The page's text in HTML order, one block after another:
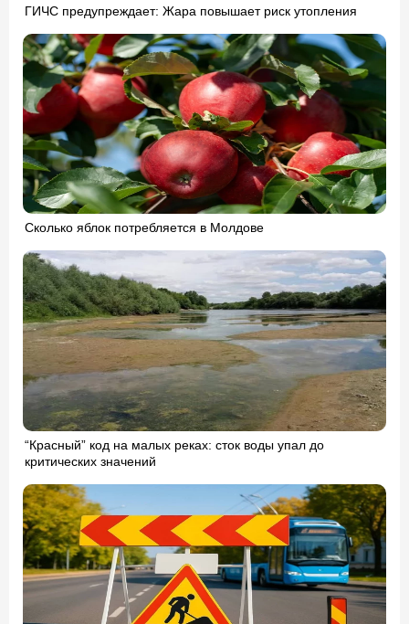
ГИЧС предупреждает: Жара повышает риск утопления
Сколько яблок потребляется в Молдове
“Красный” код на малых реках: сток воды упал до
критических значений